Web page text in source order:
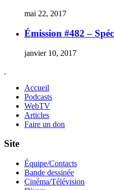
mai 22, 2017
Émission #482 –
janvier 10, 2017
Accueil
Podcasts
WebTV
Articles
Faire un don
Site
Équipe/Contacts
Bande dessinée
Cinéma/Télévision